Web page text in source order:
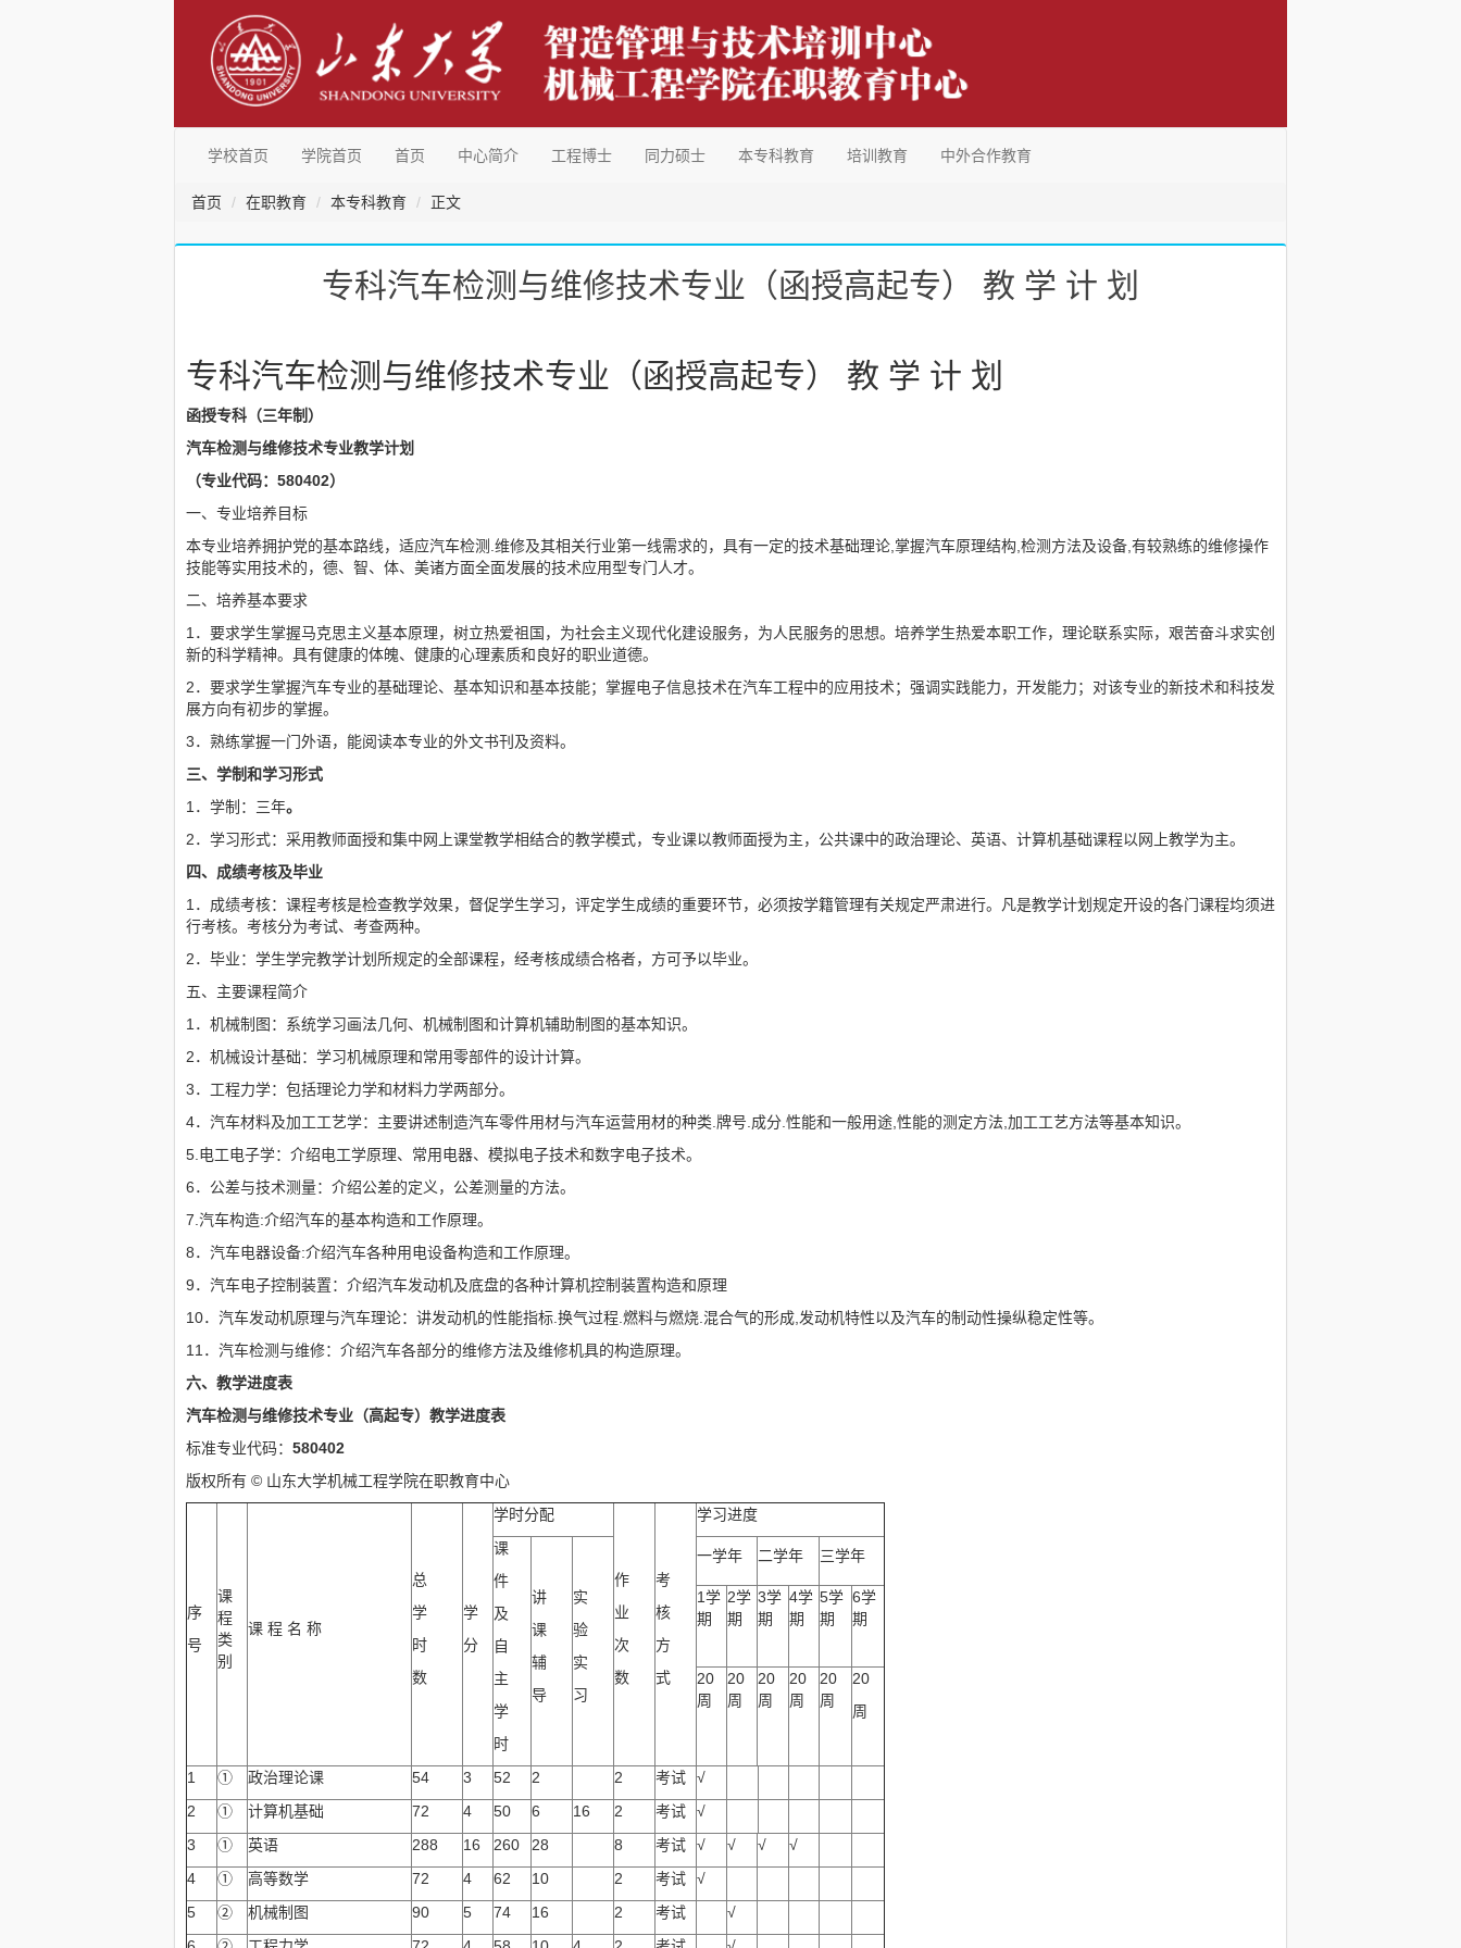
学校首页 学院首页 首页 中心简介 工程博士 同力硕士 本专科教育 培训教育 中外合作教育
首页 在职教育 本专科教育 正文
专科汽车检测与维修技术专业（函授高起专） 教 学 计 划
专科汽车检测与维修技术专业（函授高起专） 教 学 计 划
函授专科（三年制）
汽车检测与维修技术专业教学计划
（专业代码：580402）
一、专业培养目标
本专业培养拥护党的基本路线，适应汽车检测.维修及其相关行业第一线需求的，具有一定的技术基础理论,掌握汽车原理结构,检测方法及设备,有较熟练的维修操作
技能等实用技术的，德、智、体、美诸方面全面发展的技术应用型专门人才。
二、培养基本要求
1．要求学生掌握马克思主义基本原理，树立热爱祖国，为社会主义现代化建设服务，为人民服务的思想。培养学生热爱本职工作，理论联系实际，艰苦奋斗求实创
新的科学精神。具有健康的体魄、健康的心理素质和良好的职业道德。
2．要求学生掌握汽车专业的基础理论、基本知识和基本技能；掌握电子信息技术在汽车工程中的应用技术；强调实践能力，开发能力；对该专业的新技术和科技发
展方向有初步的掌握。
3．熟练掌握一门外语，能阅读本专业的外文书刊及资料。
三、学制和学习形式
1．学制：三年。
2．学习形式：采用教师面授和集中网上课堂教学相结合的教学模式，专业课以教师面授为主，公共课中的政治理论、英语、计算机基础课程以网上教学为主。
四、成绩考核及毕业
1．成绩考核：课程考核是检查教学效果，督促学生学习，评定学生成绩的重要环节，必须按学籍管理有关规定严肃进行。凡是教学计划规定开设的各门课程均须进
行考核。考核分为考试、考查两种。
2．毕业：学生学完教学计划所规定的全部课程，经考核成绩合格者，方可予以毕业。
五、主要课程简介
1．机械制图：系统学习画法几何、机械制图和计算机辅助制图的基本知识。
2．机械设计基础：学习机械原理和常用零部件的设计计算。
3．工程力学：包括理论力学和材料力学两部分。
4．汽车材料及加工工艺学：主要讲述制造汽车零件用材与汽车运营用材的种类.牌号.成分.性能和一般用途,性能的测定方法,加工工艺方法等基本知识。
5.电工电子学：介绍电工学原理、常用电器、模拟电子技术和数字电子技术。
6．公差与技术测量：介绍公差的定义，公差测量的方法。
7.汽车构造:介绍汽车的基本构造和工作原理。
8．汽车电器设备:介绍汽车各种用电设备构造和工作原理。
9．汽车电子控制装置：介绍汽车发动机及底盘的各种计算机控制装置构造和原理
10．汽车发动机原理与汽车理论：讲发动机的性能指标.换气过程.燃料与燃烧.混合气的形成,发动机特性以及汽车的制动性操纵稳定性等。
11．汽车检测与维修：介绍汽车各部分的维修方法及维修机具的构造原理。
六、教学进度表
汽车检测与维修技术专业（高起专）教学进度表
标准专业代码： 580402
版权所有 © 山东大学机械工程学院在职教育中心
序
号
课
程
类
别
课 程 名 称
总
学
时
数
学
分
学时分配
作
业
次
数
考
核
方
式
学习进度
课
件
及
自
主
学
时
讲
课
辅
导
实
验
实
习
一学年 二学年 三学年
1学
期
2学
期
3学
期
4学
期
5学
期
6学
期
20
周
20
周
20
周
20
周
20
周
20
周
1 ① 政治理论课 54 3 52 2 2 考试
√
2
① 计算机基础 72 4 50 6 16 2 考试
√
3
① 英语 288 16 260 28 8 考试 √ √ √
√
4
① 高等数学 72 4 62 10 2 考试
√
5
② 机械制图 90 5 74 16 2 考试
√